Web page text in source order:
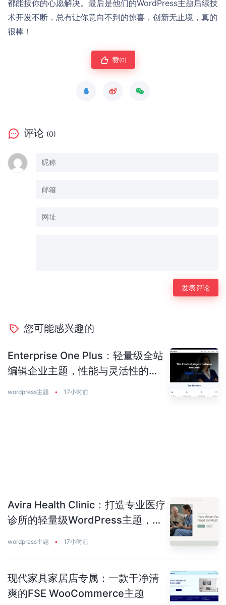
都能按你的心愿解决。最后是他们的WordPress主题后续技
术开发不断，总有让你意向不到的惊喜，创新无止境，真的
很棒！
赞(0)
评论 (0)
您可能感兴趣的
Enterprise One Plus：轻量级全站
编辑企业主题，性能与灵活性的完
wordpress主题 • 17小时前
Avira Health Clinic：打造专业医疗
诊所的轻量级WordPress主题，让
wordpress主题 • 17小时前
现代家具家居店专属：一款干净清
爽的FSE WooCommerce主题